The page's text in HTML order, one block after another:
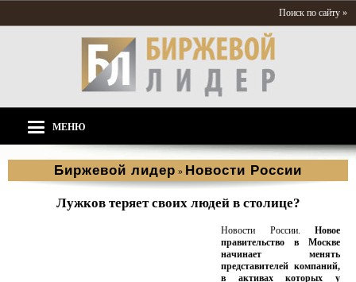
Поиск по сайту »
МЕНЮ
Биржевой лидер » Новости России
Лужков теряет своих людей в столице?
Новости России. Новое
правительство в Москве
начинает менять
представителей компаний,
в активах которых у